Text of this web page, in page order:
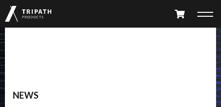
TAKIBI
NEWS